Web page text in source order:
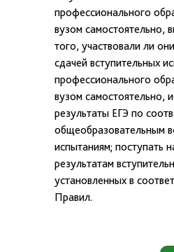
профессионального
вузом самостоятельно,
того, участвовали ли
сдачей вступительных
профессионального
вузом самостоятельно,
результаты ЕГЭ по
общеобразовательным
испытаниям; поступать
результатам
установленных в
Правил.